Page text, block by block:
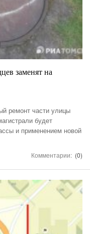
заменят на
ремонт части улицы
будет
и применением новой
Комментарии: (0)